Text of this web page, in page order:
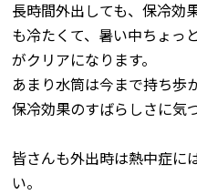
長時間外出しても、保冷効
も冷たくて、暑い中ちょっ
がクリアになります。
あまり水筒は今まで持ち歩
保冷効果のすばらしさに気
皆さんも外出時は熱中症に
い。